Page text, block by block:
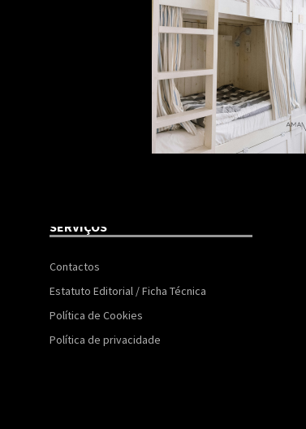
SERVIÇOS
Contactos
Estatuto Editorial / Ficha Técnica
Política de Cookies
Política de privacidade